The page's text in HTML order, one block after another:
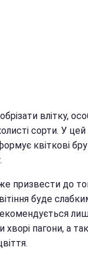
влітку,
сорти. У цей
квіткові
призвести до
буде
хворі пагони, а